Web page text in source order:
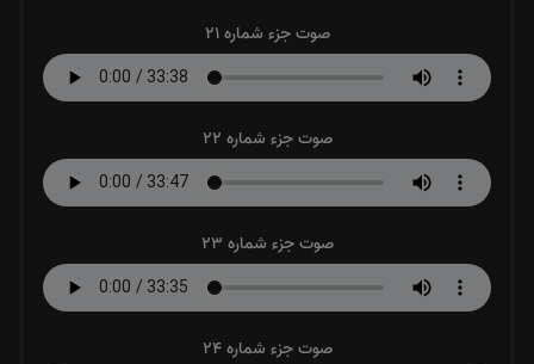
صوت جزء شماره 21
صوت جزء شماره 22
صوت جزء شماره 23
صوت جزء شماره 24